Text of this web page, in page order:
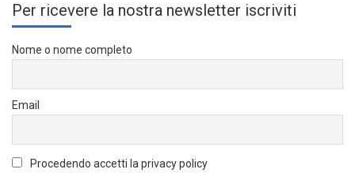
Per ricevere la nostra newsletter iscriviti
Nome o nome completo
Email
Procedendo accetti la privacy policy